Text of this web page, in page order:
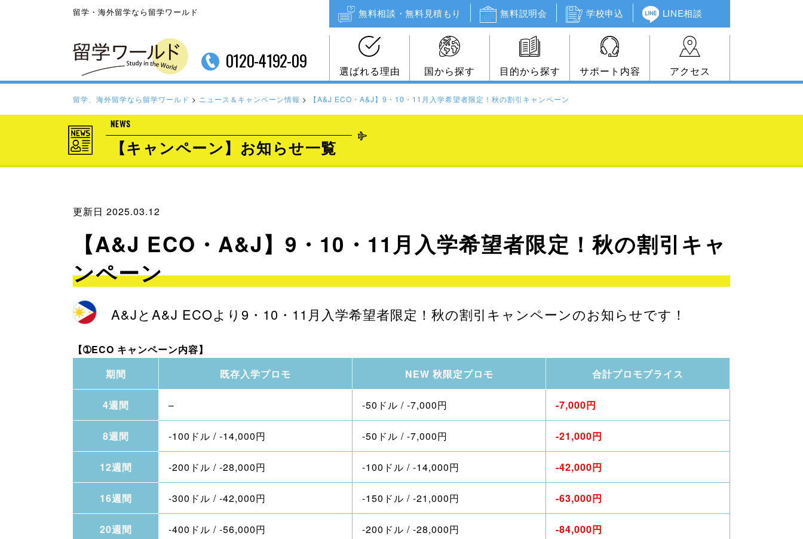
留学・海外留学なら留学ワールド 無料相談・無料見積もり 無料説明会 学校申込 LINE相談
0120-4192-09 選ばれる理由 国から探す 目的から探す サポート内容 アクセス
留学、海外留学なら留学ワールド > ニュース＆キャンペーン情報 > 【A&J ECO・A&J】9・10・11月入学希望者限定！秋の割引キャンペーン
NEWS
【キャンペーン】お知らせ一覧
更新日 2025.03.12
【A&J ECO・A&J】9・10・11月入学希望者限定！秋の割引キャ
ンペーン
A&JとA&J ECOより9・10・11月入学希望者限定！秋の割引キャンペーンのお知らせです！
【➀ECO キャンペーン内容】
期間
既存入学プロモ NEW 秋限定プロモ 合計プロモプライス
4週間 – -50ドル / -7,000円 -7,000円
8週間 -100ドル / -14,000円 -50ドル / -7,000円 -21,000円
12週間 -200ドル / -28,000円 -100ドル / -14,000円 -42,000円
16週間 -300ドル / -42,000円 -150ドル / -21,000円 -63,000円
20週間 -400ドル / -56,000円 -200ドル / -28,000円 -84,000円